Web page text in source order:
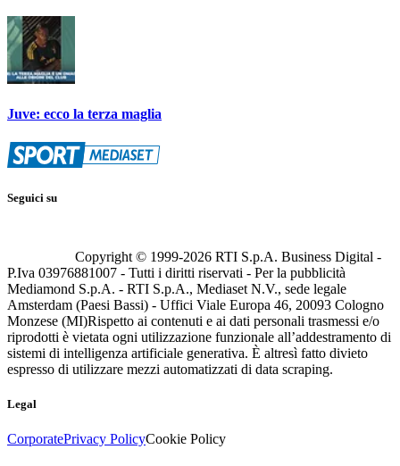
Juve: ecco la terza maglia
Seguici su
Copyright © 1999-2026 RTI S.p.A. Business Digital -
P.Iva 03976881007 - Tutti i diritti riservati - Per la pubblicità
Mediamond S.p.A. - RTI S.p.A., Mediaset N.V., sede legale
Amsterdam (Paesi Bassi) - Uffici Viale Europa 46, 20093 Cologno
Monzese (MI)Rispetto ai contenuti e ai dati personali trasmessi e/o
riprodotti è vietata ogni utilizzazione funzionale all’addestramento di
sistemi di intelligenza artificiale generativa. È altresì fatto divieto
espresso di utilizzare mezzi automatizzati di data scraping.
Legal
CorporatePrivacy PolicyCookie Policy